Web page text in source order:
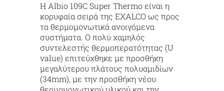
Η Albio 109C Super Thermo είναι η
κορυφαία σειρά της EXALCO ως προς
τα θερμομονωτικά ανοιγόμενα
συστήματα. Ο πολύ χαμηλός
συντελεστής θερμοπερατότητας (U
value) επιτεύχθηκε με προσθήκη
μεγαλύτερου πλάτους πολυαμιδίων
(34mm), με την προσθήκη νέου